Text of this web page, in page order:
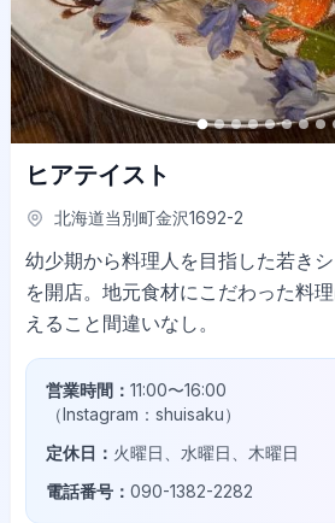
ヒアテイスト
北海道当別町金沢1692-2
幼少期から料理人を目指した若き
を開店。地元食材にこだわった料
えること間違いなし。
営業時間： 11:00〜16:00
（Instagram：shuisaku）
定休日： 火曜日、水曜日、木曜日
電話番号： 090-1382-2282